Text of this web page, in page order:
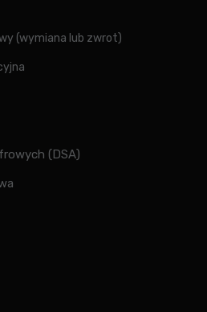
(wymiana lub zwrot)
(DSA)